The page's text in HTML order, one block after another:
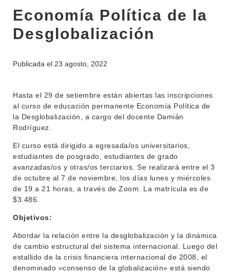
ENSEÑANZA
INVESTIGACIÓN
EXTENSIÓN
SERVICIOS
LLAMADOS
NOTICIAS
CONTACTO
BEDELÍA
EVA FCS
OFERTA DE GRADO
POSGRADOS
EDUCACIÓN PERMANENTE
MOVILIDAD ACADÉMICA
BIBLIOTECA
Economía Política de la
Desglobalización
Publicada el 23 agosto, 2022
Hasta el 29 de setiembre están abiertas las inscripciones
al curso de educación permanente Economía Política de
la Desglobalización, a cargo del docente Damián
Rodríguez.
El curso está dirigido a egresada/os universitarios,
estudiantes de posgrado, estudiantes de grado
avanzadas/os y otras/os terciarios. Se realizará entre el 3
de octubre al 7 de noviembre, los días lunes y miércoles
de 19 a 21 horas, a través de Zoom. La matrícula es de
$3.486.
Objetivos:
Abordar la relación entre la desglobalización y la dinámica
de cambio estructural del sistema internacional. Luego del
estallido de la crisis financiera internacional de 2008, el
denominado «consenso de la globalización» está siendo